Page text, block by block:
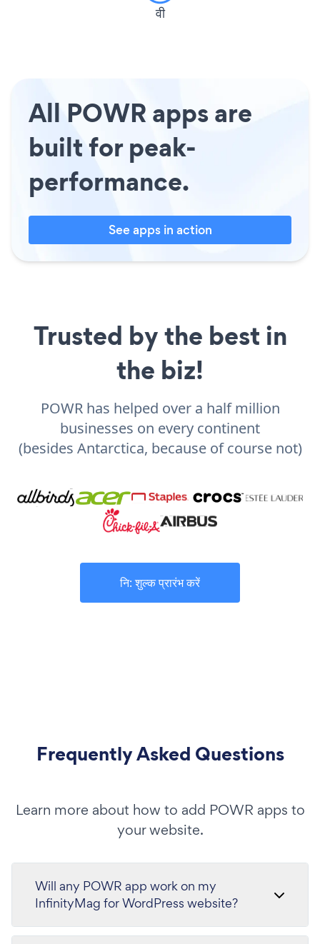
वी
All POWR apps are
built for peak-
performance.
See apps in action
Trusted by the best in
the biz!
POWR has helped over a half million
businesses on every continent
(besides Antarctica, because of course not)
नि: शुल्क प्रारंभ करें
Frequently Asked Questions
Learn more about how to add POWR apps to
your website.
Will any POWR app work on my
InfinityMag for WordPress website?